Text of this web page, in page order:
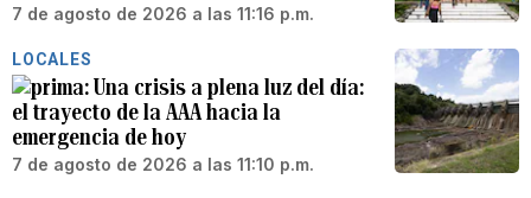
7 de agosto de 2026 a las 11:16 p.m.
LOCALES
Una crisis a plena luz del día:
el trayecto de la AAA hacia la
emergencia de hoy
7 de agosto de 2026 a las 11:10 p.m.